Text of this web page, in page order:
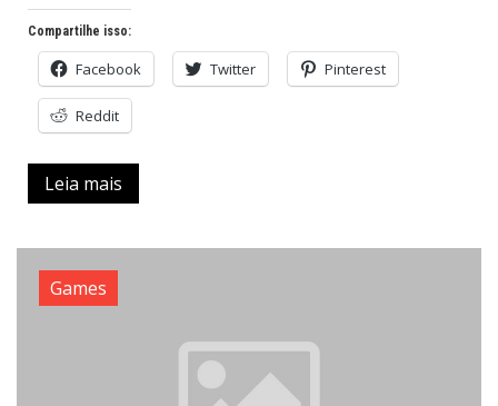
Compartilhe isso:
Facebook Twitter Pinterest
Reddit
Leia mais
Games